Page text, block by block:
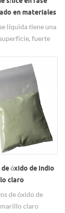
en materiales
resina
líquida tiene una
fuerte
buenas
dispersión, etc.
óxido de indio
claro
de óxido de
claro